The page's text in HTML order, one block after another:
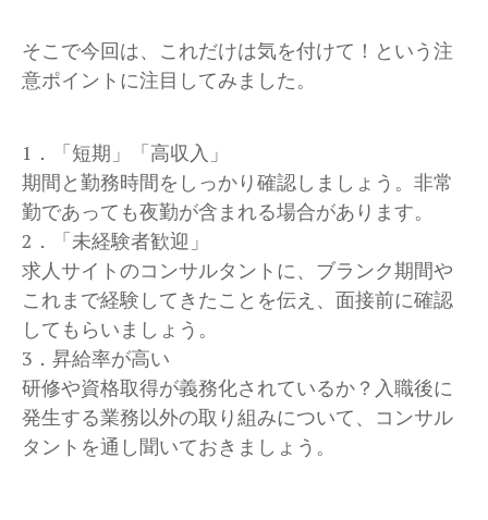
そこで今回は、これだけは気を付けて！という注
意ポイントに注目してみました。
1．「短期」「高収入」
期間と勤務時間をしっかり確認しましょう。非常
勤であっても夜勤が含まれる場合があります。
2．「未経験者歓迎」
求人サイトのコンサルタントに、ブランク期間や
これまで経験してきたことを伝え、面接前に確認
してもらいましょう。
3．昇給率が高い
研修や資格取得が義務化されているか？入職後に
発生する業務以外の取り組みについて、コンサル
タントを通し聞いておきましょう。